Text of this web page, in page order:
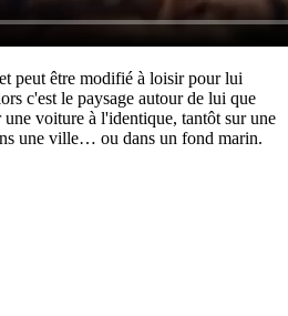
peut être modifié à loisir pour lui
c'est le paysage autour de lui que
voiture à l'identique, tantôt sur une
une ville… ou dans un fond marin.